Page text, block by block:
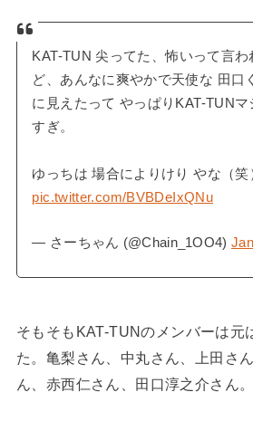
KAT-TUN 尖ってた、怖いって言
ど、あんなに爽やかで天使な 田口
に見えたって やっぱりKAT-TUNマ
すぎ。
ゆっちは 場合によりけり やな（笑
pic.twitter.com/BVBDeIxQNu
— さーちゃん (@Chain_1OO4)
そもそもKAT-TUNのメンバーは元
た。亀梨さん、中丸さん、上田さ
ん、赤西仁さん、田口淳之介さん。